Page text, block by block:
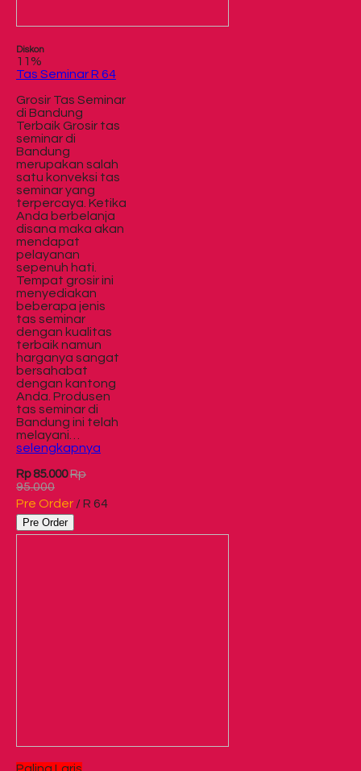
Diskon
11%
Tas Seminar R 64
Grosir Tas Seminar
di Bandung
Terbaik Grosir tas
seminar di
Bandung
merupakan salah
satu konveksi tas
seminar yang
terpercaya. Ketika
Anda berbelanja
disana maka akan
mendapat
pelayanan
sepenuh hati.
Tempat grosir ini
menyediakan
beberapa jenis
tas seminar
dengan kualitas
terbaik namun
harganya sangat
bersahabat
dengan kantong
Anda. Produsen
tas seminar di
Bandung ini telah
melayani…
selengkapnya
Rp 85.000 Rp
95.000
Pre Order / R 64
Pre Order